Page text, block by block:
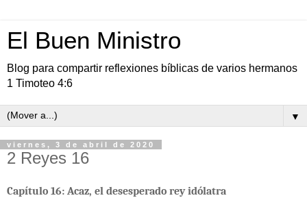
El Buen Ministro
Blog para compartir reflexiones bíblicas de varios hermanos
1 Timoteo 4:6
▼
viernes, 3 de abril de 2020
2 Reyes 16
Capítulo 16: Acaz, el desesperado rey idólatra